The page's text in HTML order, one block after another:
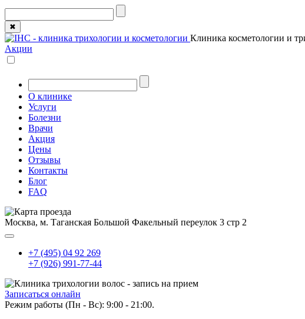
✖
Клиника косметологии и
Акции
О клинике
Услуги
Болезни
Врачи
Акция
Цены
Отзывы
Контакты
Блог
FAQ
Москва, м. Таганская Большой Факельный переулок 3 стр 2
+7 (495) 04 92 269
+7 (926) 991-77-44
Записаться онлайн
Режим работы (Пн - Вс): 9:00 - 21:00.